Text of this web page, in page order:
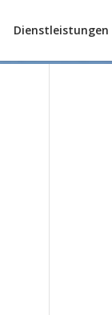
Dienstleistungen